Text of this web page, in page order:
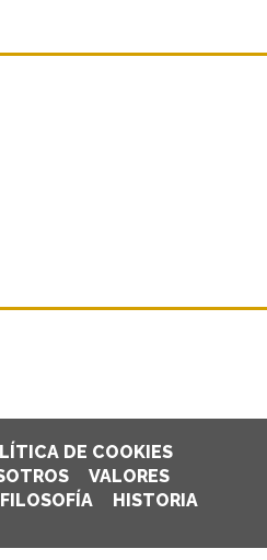
DE COOKIES
VALORES
FILOSOFÍA
HISTORIA